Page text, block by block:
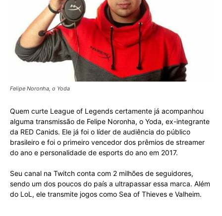
Felipe Noronha, o Yoda
Quem curte League of Legends certamente já acompanhou
alguma transmissão de Felipe Noronha, o Yoda, ex-integrante
da RED Canids. Ele já foi o líder de audiência do público
brasileiro e foi o primeiro vencedor dos prêmios de streamer
do ano e personalidade de esports do ano em 2017.
Seu canal na Twitch conta com 2 milhões de seguidores,
sendo um dos poucos do país a ultrapassar essa marca. Além
do LoL, ele transmite jogos como Sea of Thieves e Valheim.